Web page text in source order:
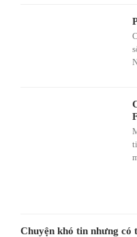
Chuyện khó tin nhưng có